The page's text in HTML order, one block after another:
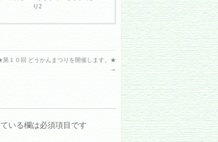
り2
第１０回 どうかんまつりを開催します。★
→
いる欄は必須項目です